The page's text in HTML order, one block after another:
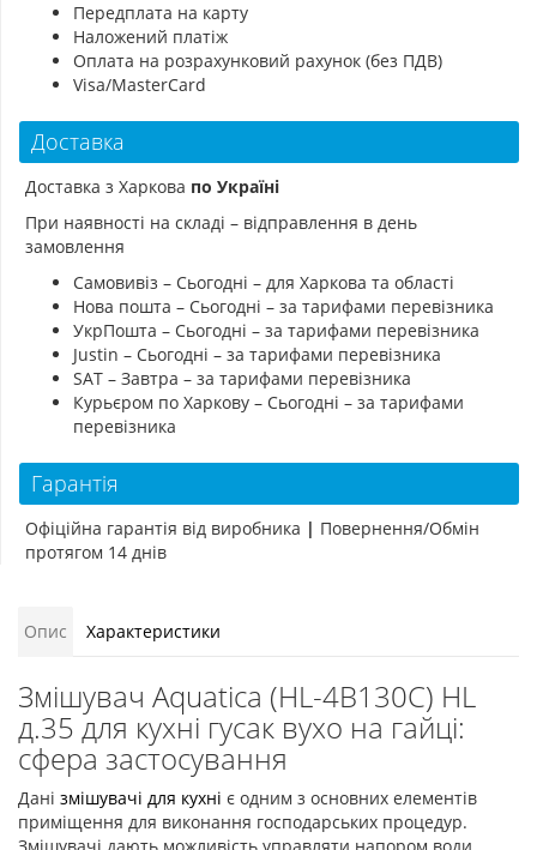
Передплата на карту
Наложений платіж
Оплата на розрахунковий рахунок (без ПДВ)
Visa/MasterCard
Доставка
Доставка з Харкова по Україні
При наявності на складі – відправлення в день
замовлення
Самовивіз – Сьогодні – для Харкова та області
Нова пошта – Сьогодні – за тарифами перевізника
УкрПошта – Сьогодні – за тарифами перевізника
Justin – Сьогодні – за тарифами перевізника
SAT – Завтра – за тарифами перевізника
Курьєром по Харкову – Сьогодні – за тарифами
перевізника
Гарантія
Офіційна гарантія від виробника | Повернення/Обмін
протягом 14 днів
Опис Характеристики
Змішувач Aquatica (HL-4B130C) HL
д.35 для кухні гусак вухо на гайці:
сфера застосування
Дані змішувачі для кухні є одним з основних елементів
приміщення для виконання господарських процедур.